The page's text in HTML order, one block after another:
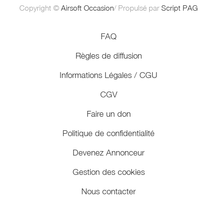
Copyright © Airsoft Occasion/ Propulsé par Script PAG
FAQ
Règles de diffusion
Informations Légales / CGU
CGV
Faire un don
Politique de confidentialité
Devenez Annonceur
Gestion des cookies
Nous contacter